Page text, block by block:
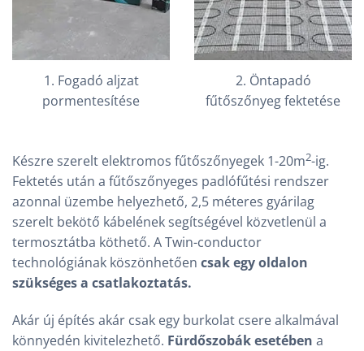
1. Fogadó aljzat
pormentesítése
2. Öntapadó
fűtőszőnyeg fektetése
Készre szerelt elektromos fűtőszőnyegek 1-20m2-ig.
Fektetés után a fűtőszőnyeges padlófűtési rendszer
azonnal üzembe helyezhető, 2,5 méteres gyárilag
szerelt bekötő kábelének segítségével közvetlenül a
termosztátba köthető. A Twin-conductor
technológiának köszönhetően csak egy oldalon
szükséges a csatlakoztatás.
Akár új építés akár csak egy burkolat csere alkalmával
könnyedén kivitelezhető. Fürdőszobák esetében a